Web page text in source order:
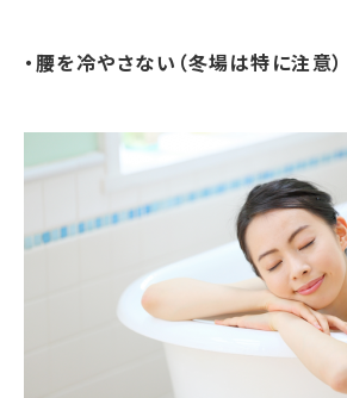
・腰を冷やさない（冬場は特に注意）